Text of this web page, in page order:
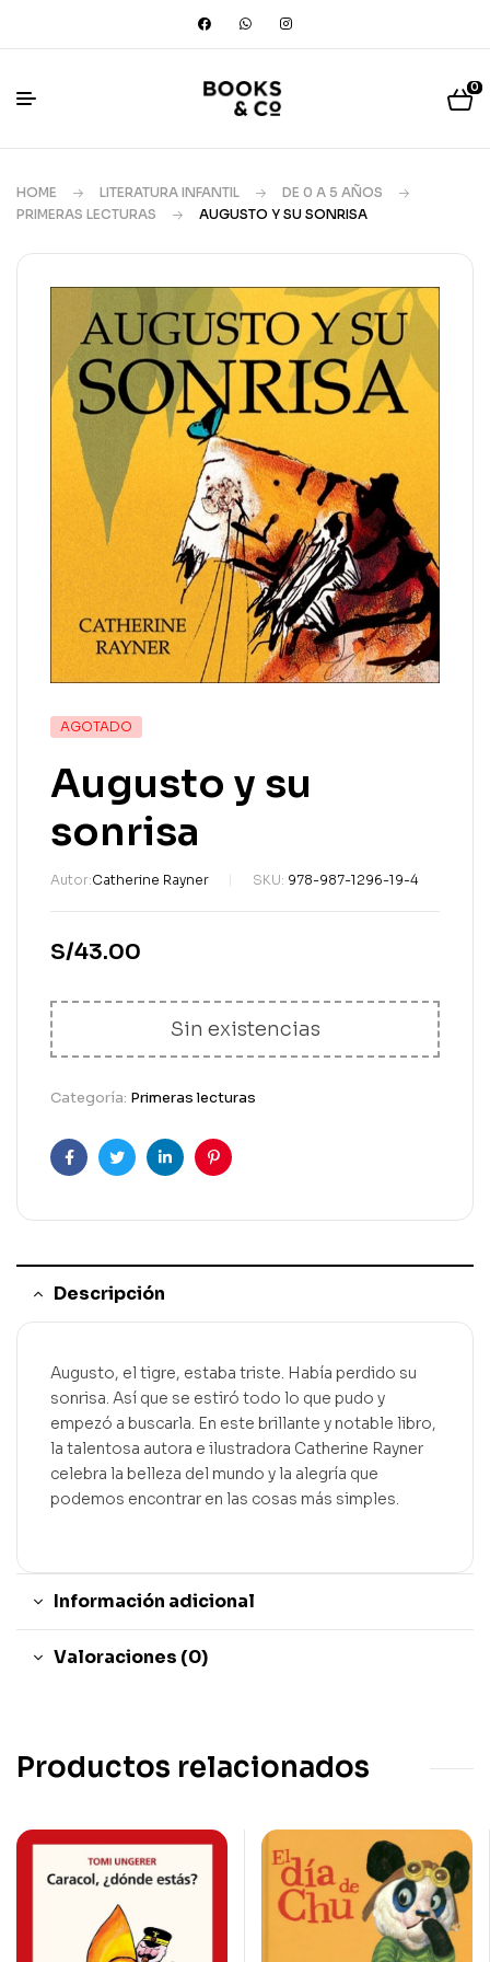
0
HOME LITERATURA INFANTIL
DE 0 A 5 AÑOS
PRIMERAS LECTURAS
AUGUSTO Y SU SONRISA
AGOTADO
Augusto y su
sonrisa
Autor:Catherine Rayner SKU: 978-987-1296-19-4
S/43.00
Sin existencias
Categoría: Primeras lecturas
FacebookGorjeoLinkedInPinterest
Descripción
Augusto, el tigre, estaba triste. Había perdido su
sonrisa. Así que se estiró todo lo que pudo y
empezó a buscarla. En este brillante y notable libro,
la talentosa autora e ilustradora Catherine Rayner
celebra la belleza del mundo y la alegría que
podemos encontrar en las cosas más simples.
Información adicional
Valoraciones (0)
Productos relacionados